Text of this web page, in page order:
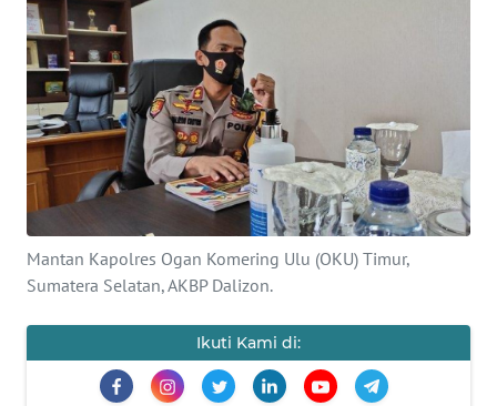
Mantan Kapolres Ogan Komering Ulu (OKU) Timur,
Sumatera Selatan, AKBP Dalizon.
Ikuti Kami di:
SAINS-TEKNO
KESEHATAN
INTERNASIONAL
SERBA-SERBI
PENDIDIKAN
OLAHRAGA